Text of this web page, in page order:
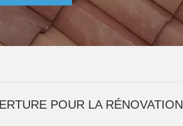
POUR LA RÉNOVATION